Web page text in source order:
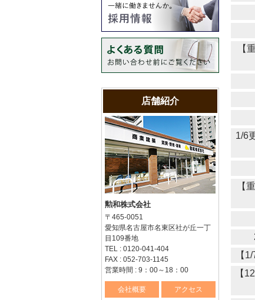
【
1/6
【
【
【
店舗紹介
勲和株式会社
〒465-0051
愛知県名古屋市名東区社が丘一丁
目109番地
TEL : 0120-041-404
FAX : 052-703-1145
営業時間 : 9：00～18：00
会社概要 アクセス